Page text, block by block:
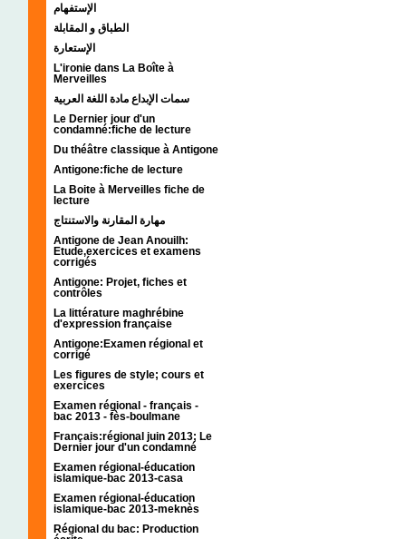
الإستفهام
الطباق و المقابلة
الإستعارة
L'ironie dans La Boîte à
Merveilles
سمات الإبداع مادة اللغة العربية
Le Dernier jour d'un
condamné:fiche de lecture
Du théâtre classique à Antigone
Antigone:fiche de lecture
La Boite à Merveilles fiche de
lecture
مهارة المقارنة والاستنتاج
Antigone de Jean Anouilh:
Etude,exercices et examens
corrigés
Antigone: Projet, fiches et
contrôles
La littérature maghrébine
d'expression française
Antigone:Examen régional et
corrigé
Les figures de style; cours et
exercices
Examen régional - français -
bac 2013 - fès-boulmane
Français:régional juin 2013; Le
Dernier jour d'un condamné
Examen régional-éducation
islamique-bac 2013-casa
Examen régional-éducation
islamique-bac 2013-meknès
Régional du bac: Production